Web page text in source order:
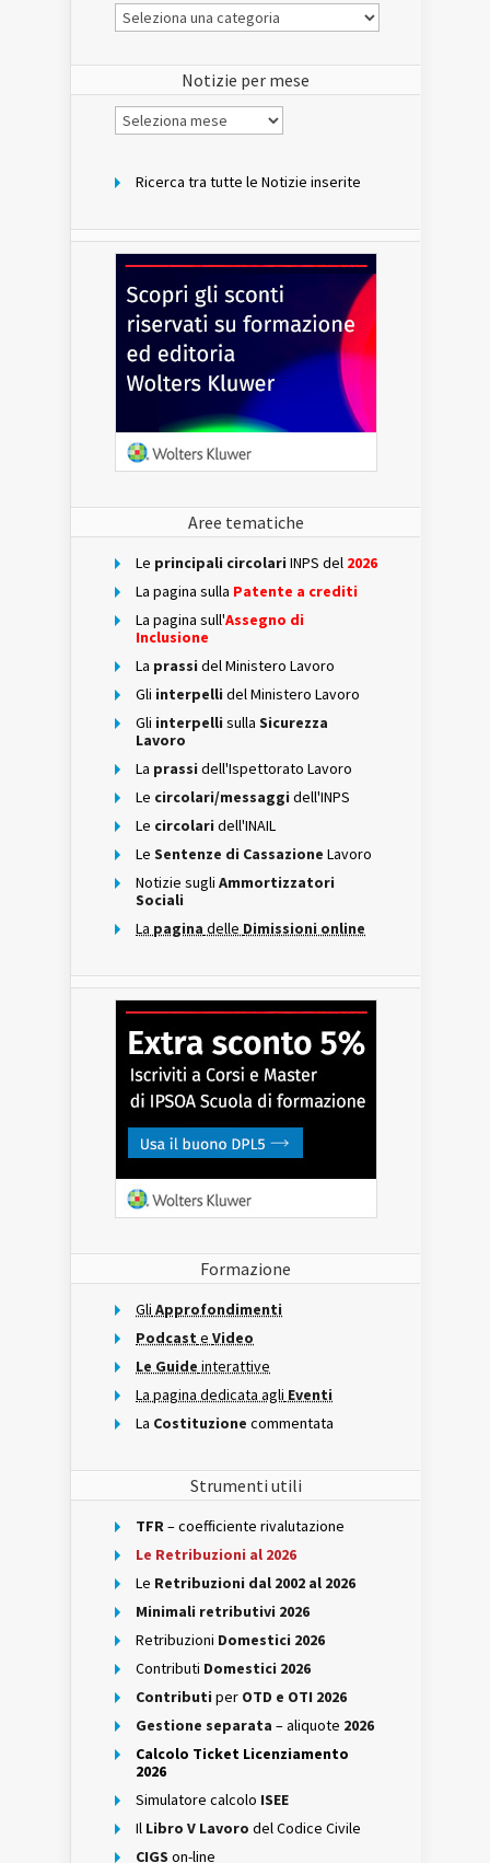
Le
Notizie
Notizie per mese
Notizie
per
Ricerca tra tutte le Notizie inserite
Aree tematiche
Le principali circolari INPS del 2026
La pagina sulla Patente a crediti
La pagina sull'Assegno di
Inclusione
La prassi del Ministero Lavoro
Gli interpelli del Ministero Lavoro
Gli interpelli sulla Sicurezza
Lavoro
La prassi dell'Ispettorato Lavoro
Le circolari/messaggi dell'INPS
Le circolari dell'INAIL
Le Sentenze di Cassazione Lavoro
Notizie sugli Ammortizzatori
Sociali
La pagina delle Dimissioni online
Formazione
Gli Approfondimenti
Podcast e Video
Le Guide interattive
La pagina dedicata agli Eventi
La Costituzione commentata
Strumenti utili
TFR– coefficiente rivalutazione
Le Retribuzioni al 2026
Le Retribuzioni dal 2002 al 2026
Minimali retributivi 2026
Retribuzioni Domestici 2026
Contributi Domestici 2026
Contributi per OTD e OTI 2026
Gestione separata – aliquote 2026
Calcolo Ticket Licenziamento
2026
Simulatore calcolo ISEE
Il Libro V Lavoro del Codice Civile
CIGS on-line